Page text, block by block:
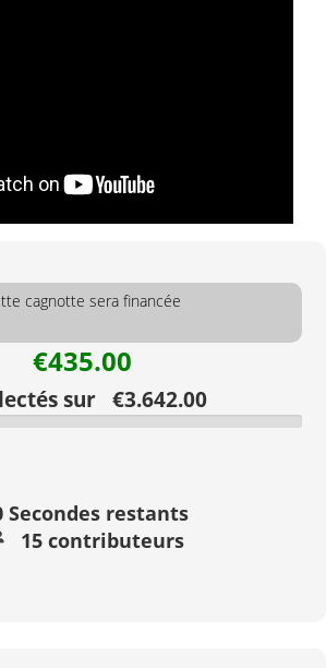
cagnotte sera financée
€435.00
sur €3.642.00
Secondes restants
15 contributeurs